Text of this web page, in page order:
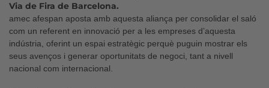
Via de Fira de Barcelona.
amec afespan aposta amb aquesta aliança per consolidar el saló
com un referent en innovació per a les empreses d’aquesta
indústria, oferint un espai estratègic perquè puguin mostrar els
seus avenços i generar oportunitats de negoci, tant a nivell
nacional com internacional.